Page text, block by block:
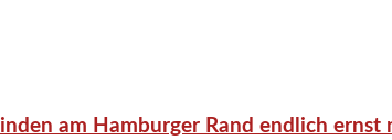
am Hamburger Rand endlich ernst